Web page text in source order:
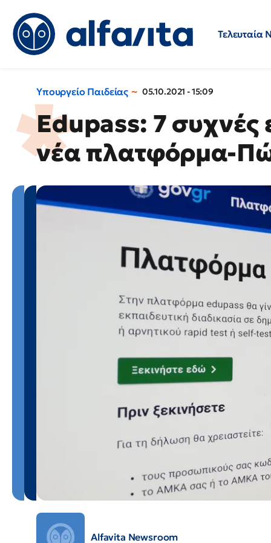
Τελευταία
Υπουργείο Παιδείας 05.10.2021 - 15:09
Edupass: 7 συχνές
νέα πλατφόρμα-
Alfavita Newsroom